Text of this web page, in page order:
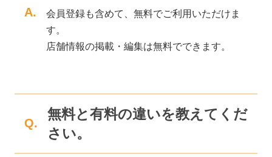
A.
会員登録も含めて、無料でご利用いただけま
す。
店舗情報の掲載・編集は無料でできます。
Q.
無料と有料の違いを教えてくだ
さい。